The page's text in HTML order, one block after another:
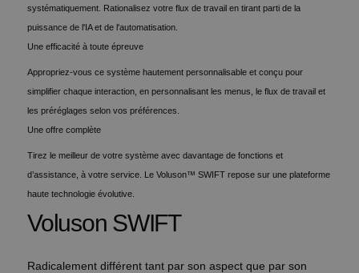
systématiquement. Rationalisez votre flux de travail en tirant parti de la
puissance de l'IA et de l'automatisation.
Une efficacité à toute épreuve
Appropriez-vous ce système hautement personnalisable et conçu pour
simplifier chaque interaction, en personnalisant les menus, le flux de travail et
les préréglages selon vos préférences.
Une offre complète
Tirez le meilleur de votre système avec davantage de fonctions et
d’assistance, à votre service. Le Voluson™ SWIFT repose sur une plateforme
haute technologie évolutive.
Voluson SWIFT
Radicalement différent tant par son aspect que par son